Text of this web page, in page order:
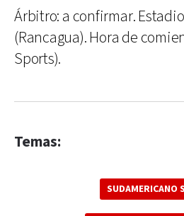
Árbitro: a confirmar.
(Rancagua). Hora de
Sports).
Temas:
SUDAMERICANO